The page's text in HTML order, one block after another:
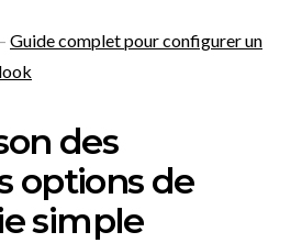
Guide complet pour configurer un
des
options de
simple